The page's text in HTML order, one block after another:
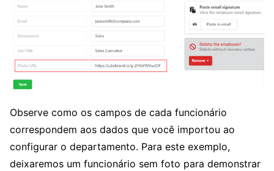
Observe como os campos de cada funcionário
correspondem aos dados que você importou ao
configurar o departamento. Para este exemplo,
deixaremos um funcionário sem foto para demonstrar